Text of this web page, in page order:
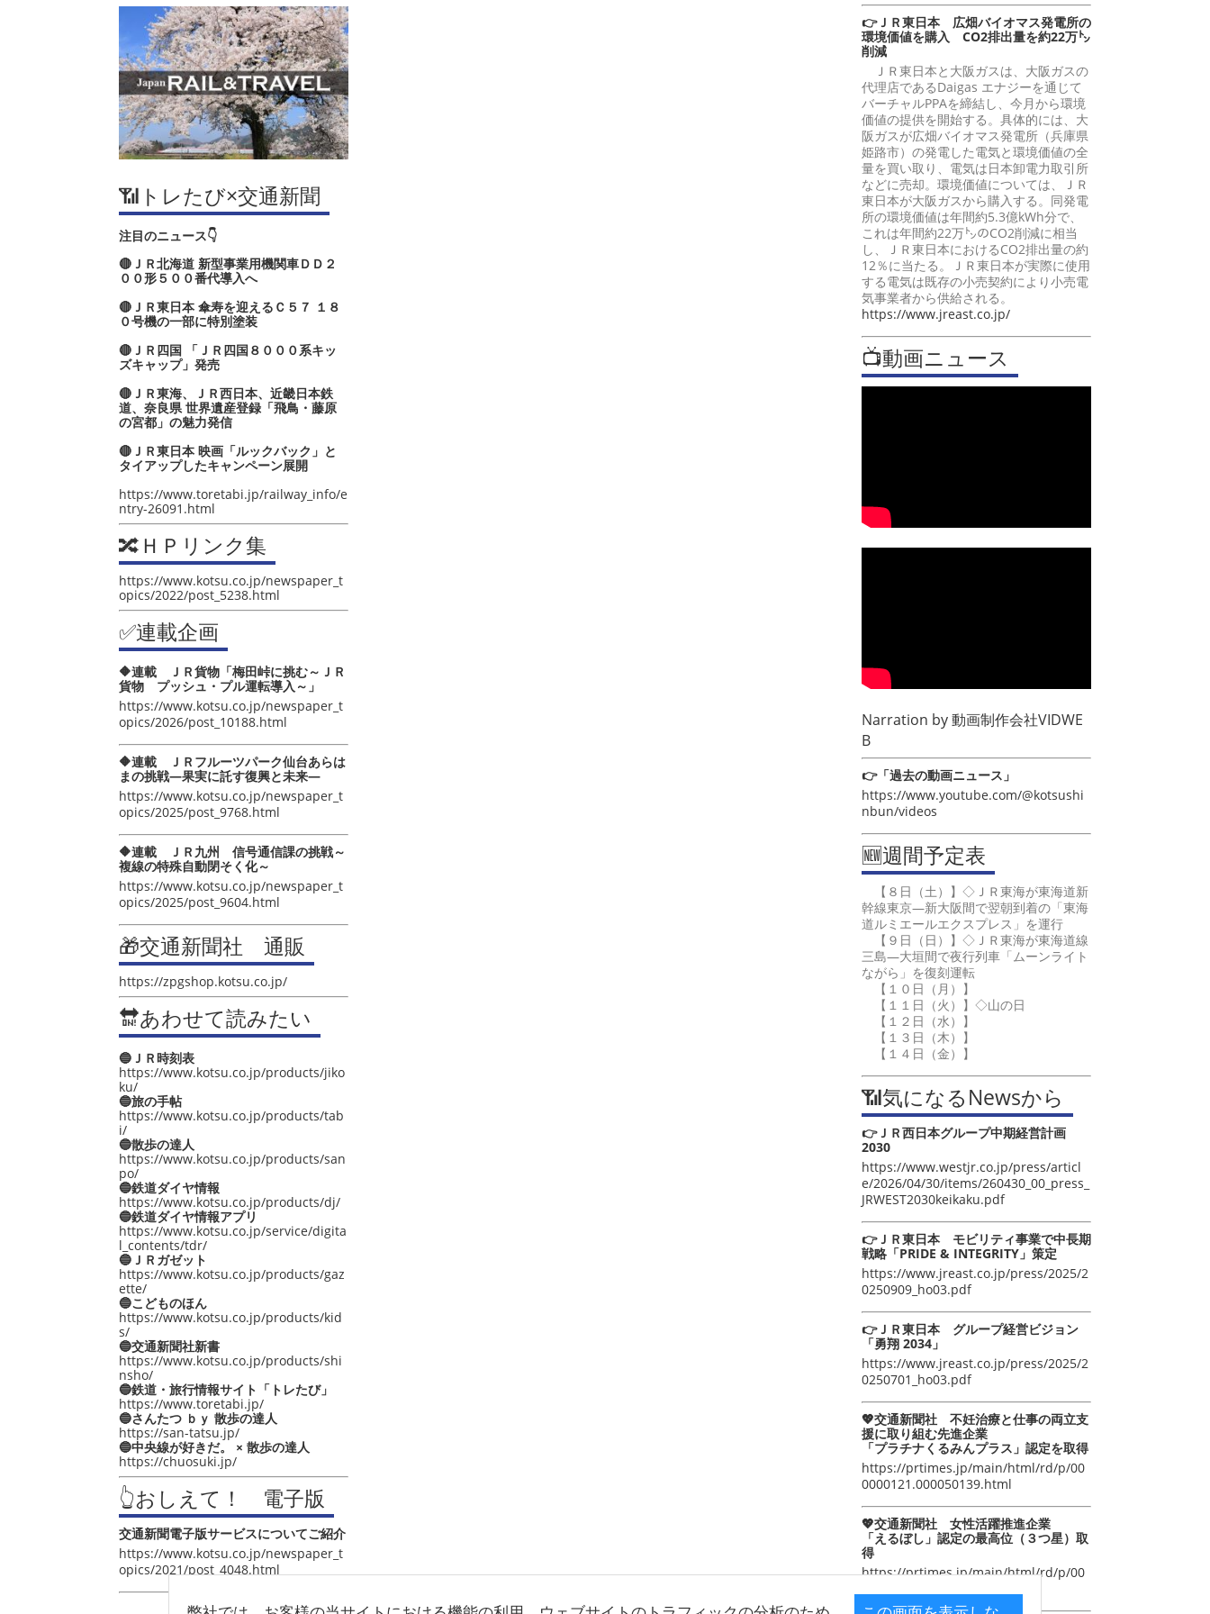
📶トレたび×交通新聞
注目のニュース👇
🔴ＪＲ北海道 新型事業用機関車ＤＤ２
００形５００番代導入へ
🔴ＪＲ東日本 傘寿を迎えるＣ５７ １８
０号機の一部に特別塗装
🔴ＪＲ四国 「ＪＲ四国８０００系キッ
ズキャップ」発売
🔴ＪＲ東海、ＪＲ西日本、近畿日本鉄
道、奈良県 世界遺産登録「飛鳥・藤原
の宮都」の魅力発信
🔴ＪＲ東日本 映画「ルックバック」と
タイアップしたキャンペーン展開
https://www.toretabi.jp/railway_info/e
ntry-26091.html
🔀ＨＰリンク集
https://www.kotsu.co.jp/newspaper_t
opics/2022/post_5238.html
✅連載企画
🔶連載 ＪＲ貨物「梅田峠に挑む～ＪＲ
貨物 プッシュ・プル運転導入～」
https://www.kotsu.co.jp/newspaper_t
opics/2026/post_10188.html
🔶連載 ＪＲフルーツパーク仙台あらは
まの挑戦―果実に託す復興と未来―
https://www.kotsu.co.jp/newspaper_t
opics/2025/post_9768.html
🔶連載 ＪＲ九州 信号通信課の挑戦～
複線の特殊自動閉そく化～
https://www.kotsu.co.jp/newspaper_t
opics/2025/post_9604.html
🎁交通新聞社 通販
https://zpgshop.kotsu.co.jp/
🔛あわせて読みたい
🔵ＪＲ時刻表
https://www.kotsu.co.jp/products/jiko
ku/
🔵旅の手帖
https://www.kotsu.co.jp/products/tab
i/
🔵散歩の達人
https://www.kotsu.co.jp/products/san
po/
🔵鉄道ダイヤ情報
https://www.kotsu.co.jp/products/dj/
🔵鉄道ダイヤ情報アプリ
https://www.kotsu.co.jp/service/digita
l_contents/tdr/
🔵ＪＲガゼット
https://www.kotsu.co.jp/products/gaz
ette/
🔵こどものほん
https://www.kotsu.co.jp/products/kid
s/
🔵交通新聞社新書
https://www.kotsu.co.jp/products/shi
nsho/
🔵鉄道・旅行情報サイト「トレたび」
https://www.toretabi.jp/
🔵さんたつ ｂｙ 散歩の達人
https://san-tatsu.jp/
🔵中央線が好きだ。 × 散歩の達人
https://chuosuki.jp/
👆おしえて！ 電子版
交通新聞電子版サービスについてご紹介
https://www.kotsu.co.jp/newspaper_t
opics/2021/post_4048.html
👉ＪＲ東日本 広畑バイオマス発電所の
環境価値を購入 CO2排出量を約22万㌧
削減
ＪＲ東日本と大阪ガスは、大阪ガスの
代理店であるDaigas エナジーを通じて
バーチャルPPAを締結し、今月から環境
価値の提供を開始する。具体的には、大
阪ガスが広畑バイオマス発電所（兵庫県
姫路市）の発電した電気と環境価値の全
量を買い取り、電気は日本卸電力取引所
などに売却。環境価値については、ＪＲ
東日本が大阪ガスから購入する。同発電
所の環境価値は年間約5.3億kWh分で、
これは年間約22万㌧のCO2削減に相当
し、ＪＲ東日本におけるCO2排出量の約
12％に当たる。ＪＲ東日本が実際に使用
する電気は既存の小売契約により小売電
気事業者から供給される。
https://www.jreast.co.jp/
📺動画ニュース
Narration by動画制作会社VIDWE
B
👉「過去の動画ニュース」
https://www.youtube.com/@kotsushi
nbun/videos
🆕週間予定表
【８日（土）】◇ＪＲ東海が東海道新
幹線東京―新大阪間で翌朝到着の「東海
道ルミエールエクスプレス」を運行
【９日（日）】◇ＪＲ東海が東海道線
三島―大垣間で夜行列車「ムーンライト
ながら」を復刻運転
【１０日（月）】
【１１日（火）】◇山の日
【１２日（水）】
【１３日（木）】
【１４日（金）】
📶気になるNewsから
👉ＪＲ西日本グループ中期経営計画
2030
https://www.westjr.co.jp/press/articl
e/2026/04/30/items/260430_00_press_
JRWEST2030keikaku.pdf
👉ＪＲ東日本 モビリティ事業で中長期
戦略「PRIDE & INTEGRITY」策定
https://www.jreast.co.jp/press/2025/2
0250909_ho03.pdf
👉ＪＲ東日本 グループ経営ビジョン
「勇翔 2034」
https://www.jreast.co.jp/press/2025/2
0250701_ho03.pdf
💖交通新聞社 不妊治療と仕事の両立支
援に取り組む先進企業
「プラチナくるみんプラス」認定を取得
https://prtimes.jp/main/html/rd/p/00
0000121.000050139.html
💖交通新聞社 女性活躍推進企業
「えるぼし」認定の最高位（３つ星）取
得
https://prtimes.jp/main/html/rd/p/00